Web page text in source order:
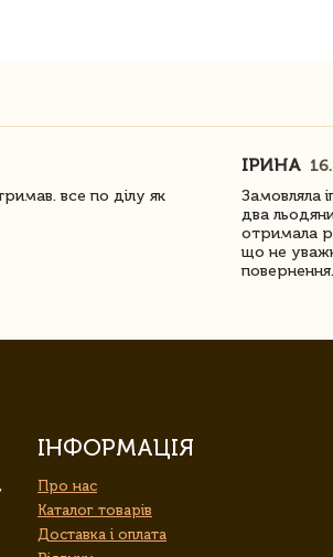
все по ділу як
ІРИНА
Замовляла
два
отримала
що не
ІНФОРМАЦІЯ
Про нас
Каталог товарів
Доставка і оплата